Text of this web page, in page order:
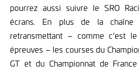
pourrez aussi suivre le SRO
écrans. En plus de la chaîne
retransmettant – comme c’est
épreuves – les courses du
GT et du Championnat de